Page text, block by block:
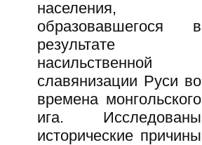
населения,
образовавшегося в
результате
насильственной
славянизации Руси во
времена монгольского
ига. Исследованы
исторические причины